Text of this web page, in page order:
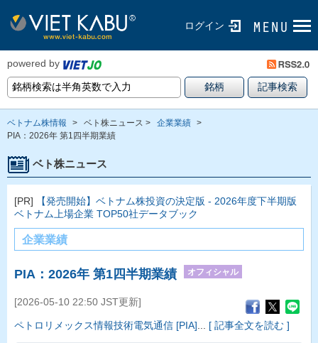
ログイン
powered by
ベトナム株情報 > ベト株ニュース > 企業業績 >
PIA：2026年 第1四半期業績
ベト株ニュース
[PR]
【発売開始】ベトナム株投資の決定版 - 2026年度下半期版
ベトナム上場企業 TOP50社データブック
企業業績
PIA：2026年 第1四半期業績 オフィシャル
[2026-05-10 22:50 JST更新]
ペトロリメックス情報技術電気通信 [PIA] [ 記事全文を読む ]